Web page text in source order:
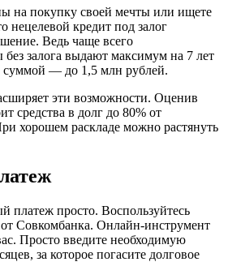
на покупку своей мечты или ищете
нецелевой кредит под залог
Ведь чаще всего
без залога выдают максимум на 7 лет
суммой — до 1,5 млн рублей.
эти возможности. Оценив
средства в долг до 80% от
хорошем раскладе можно растянуть
платеж просто. Воспользуйтесь
Совкомбанка. Онлайн-инструмент
Просто введите необходимую
за которое погасите долговое